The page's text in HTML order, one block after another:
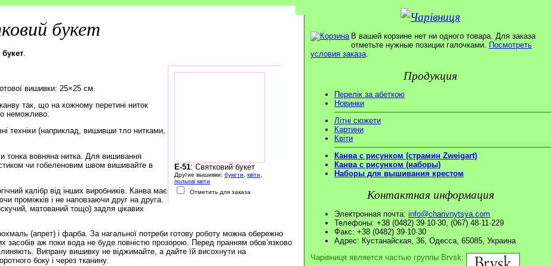
букет
.
E-51: Святковий букет
Другие вышивки: букети квіти
польові квіти
Отметить для заказа
вишивки: 25×25 см.
так, що на кожному перетині ниток
неможливо.
техніки (наприклад, вишивши тло нитками,
тонка вовняна нитка. Для вишивання
чи гобеленовим швом вишивайте в
калібр від інших виробників. Канва має
проміжків і не наповзаючи друг на друга.
матований тощо) задля цікавих
(апрет) і фарба. За нагальної потреби готову роботу можна обережно
аж поки вода не буде повністю прозорою. Перед пранням обов’язково
Випрану вишивку не віджимайте, а дайте їй висохнути на
боку і через тканину.
В вашей корзине нет ни одного товара. Для заказа
отметьте нужные позиции галочками. Посмотреть
условия заказа.
Продукция
Перелік за абеткою
Новинки
Літні сюжети
Картини
Квіти
Канва с рисунком (страмин Zweigart)
Канва с рисунком (наборы)
Наборы для вышивания крестом
Контактная информация
Электронная почта: info@charivnytsya.com
Телефоны: +38 (0482) 39·10·30, (067) 48·11·229
Факс: +38 (0482) 39·10·30
Адрес: Кустанайская, 36, Одесса, 65085, Украина
Чарівниця является частью группы Brvsk: